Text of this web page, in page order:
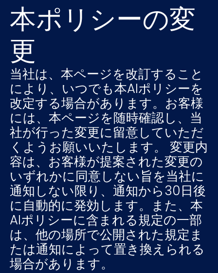
本ポリシーの変
更
当社は、本ページを改訂すること
により、いつでも本AIポリシーを
改定する場合があります。お客様
には、本ページを随時確認し、当
社が行った変更に留意していただ
くようお願いいたします。 変更内
容は、お客様が提案された変更の
いずれかに同意しない旨を当社に
通知しない限り、通知から30日後
に自動的に発効します。また、本
AIポリシーに含まれる規定の一部
は、他の場所で公開された規定ま
たは通知によって置き換えられる
場合があります。